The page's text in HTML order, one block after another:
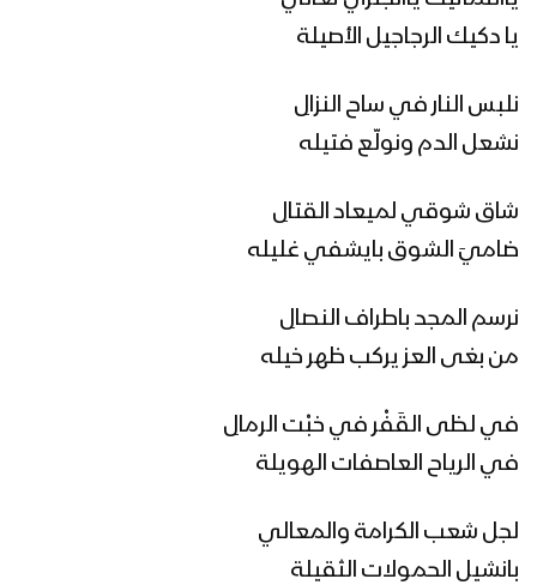
يا دكيك الرجاجيل الأصيلة
نلبس النار في ساح النزالِ
نشعل الدم ونولّع فتيله
شاق شوقي لميعاد القتالِ
ضاميَ الشوق بايشفي غليله
نرسم المجد باطراف النصالِ
من بغى العز يركب ظهر خيله
في لظى القَفْر في خبْت الرمالِ
في الرياح العاصفات الهويلة
لجل شعب الكرامة والمعالي
بانشيل الحمولات الثقيلة